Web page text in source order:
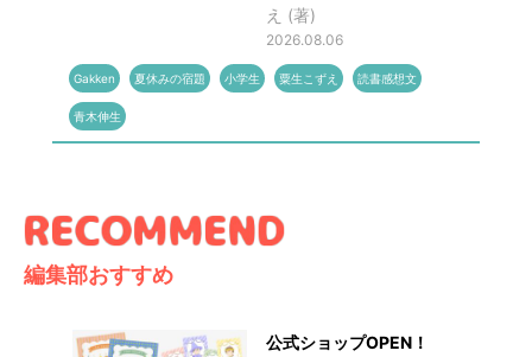
え (著)
2026.08.06
Gakken 夏休みの宿題 小学生 粟生こずえ 読書感想文
青木伸生
編集部おすすめ
公式ショップOPEN！